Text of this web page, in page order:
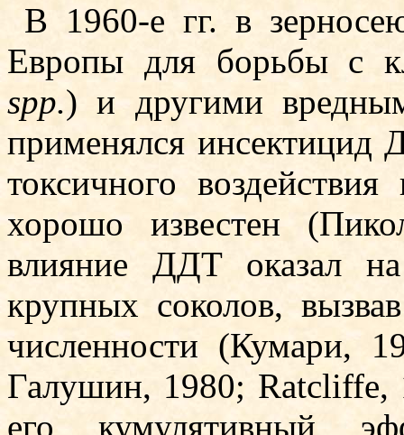
В 1960-е гг. в
Европы для борьбы с
spp.) и другими
применялся
токсичного
хоро­шо известен
влияние ДДТ оказал
крупных соколов,
численности (Кумари,
Галушин, 1980;
его кумулятивный